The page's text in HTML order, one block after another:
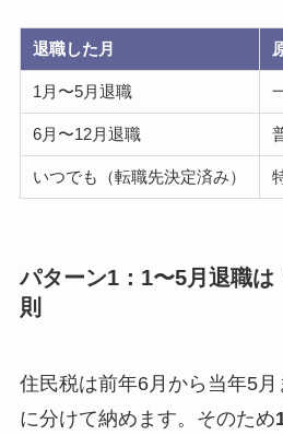
退職した月
1月〜5月退職
6月〜12月退職
いつでも（転職先決定済み）
パターン1：1〜5月退職は
則
住民税は前年6月から当年5月
に分けて納めます。そのため